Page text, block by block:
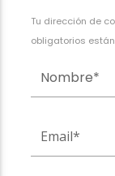
Tu dirección de
obligatorios